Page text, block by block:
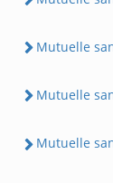
Mutuelle
Mutuelle
Mutuelle